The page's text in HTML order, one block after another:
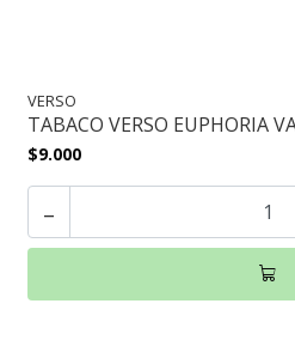
VERSO
TABACO VERSO EUPHORIA
$9.000
-